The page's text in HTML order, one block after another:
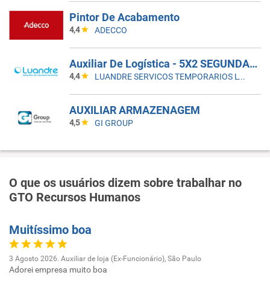
Pintor De Acabamento
4,4 ADECCO
Auxiliar De Logística - 5X2 SEGUNDA A SEXTA
4,4 LUANDRE SERVICOS TEMPORARIOS LTDA. (C-I)
AUXILIAR ARMAZENAGEM
4,5 GI GROUP
O que os usuários dizem sobre trabalhar no
GTO Recursos Humanos
Muitíssimo boa
3 Agosto 2026. Auxiliar de loja (Ex-Funcionário), São Paulo
Adorei empresa muito boa